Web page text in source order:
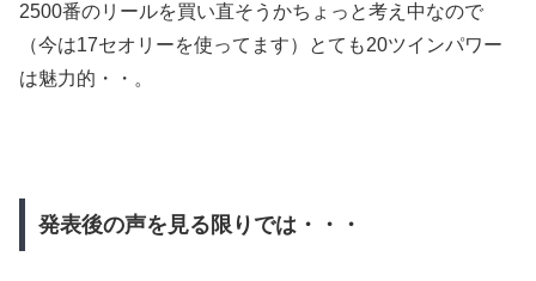
2500番のリールを買い直そうかちょっと考え中なので
（今は17セオリーを使ってます）とても20ツインパワー
は魅力的・・。
発表後の声を見る限りでは・・・